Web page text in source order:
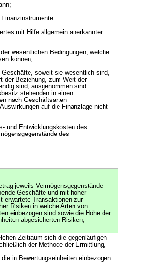
mit Hilfe allgemein anerkannter
wesentlichen Bedingungen, welche
können;
soweit sie wesentlich sind,
der Beziehung, zum Wert der
sind; ausgenommen sind
stehenden in einen
nach Geschäftsarten
auf die Finanzlage nicht
und Entwicklungskosten des
des
jeweils Vermögensgegenstände,
Geschäfte und mit hoher
erwartete
Transaktionen zur
Risiken in welche Arten von
einbezogen sind sowie die Höhe der
abgesicherten Risiken,
Zeitraum sich die gegenläufigen
der Methode der Ermittlung,
in Bewertungseinheiten einbezogen